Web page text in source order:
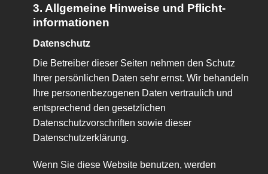
3. Allgemeine Hinweise und Pflicht­
informationen
Datenschutz
Die Betreiber dieser Seiten nehmen den Schutz
Ihrer persönlichen Daten sehr ernst. Wir behandeln
Ihre personenbezogenen Daten vertraulich und
entsprechend den gesetzlichen
Datenschutzvorschriften sowie dieser
Datenschutzerklärung.
Wenn Sie diese Website benutzen, werden